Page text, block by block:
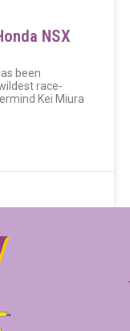
NSX
been
race-
Kei Miura